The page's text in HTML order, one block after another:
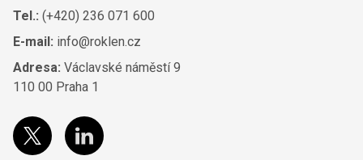
Tel.: (+420) 236 071 600
E-mail: info@roklen.cz
Adresa: Václavské náměstí 9
110 00 Praha 1